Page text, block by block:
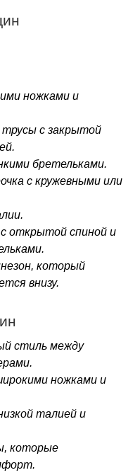
ножками и
трусы с закрытой
бретельками.
с кружевными или
открытой спиной и
который
внизу.
стиль между
ножками и
талией и
которые